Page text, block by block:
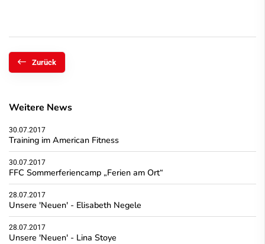
Zurück
Weitere News
30.07.2017
Training im American Fitness
30.07.2017
FFC Sommerferiencamp „Ferien am Ort“
28.07.2017
Unsere 'Neuen' - Elisabeth Negele
28.07.2017
Unsere 'Neuen' - Lina Stoye